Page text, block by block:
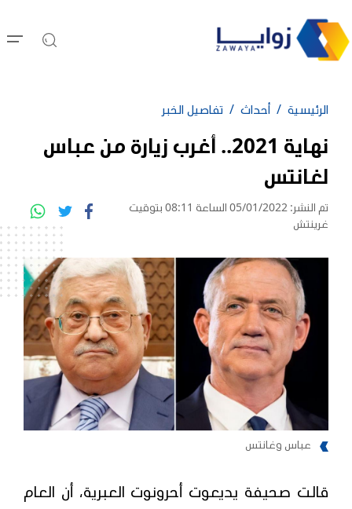
الرئيسية أحداث تفاصيل الخبر
نهاية 2021.. أغرب زيارة من عباس
لغانتس
تم النشر: 05/01/2022 الساعة 08:11 بتوقيت
غرينتش
عباس وغانتس
قالت صحيفة يديعوت أحرونوت العبرية، أن العام